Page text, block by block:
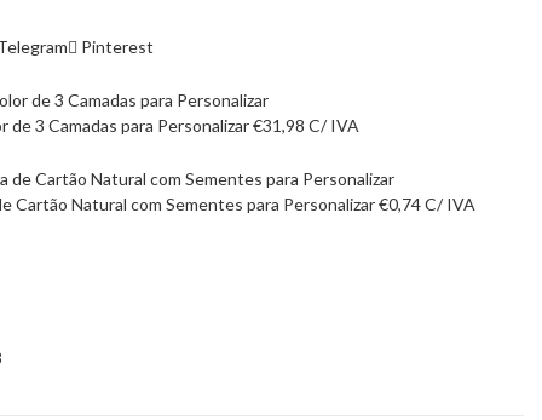
Pinterest
3 Camadas para Personalizar€31,98 C/ IVA
Cartão Natural com Sementes para Personalizar€0,74C/ IVA